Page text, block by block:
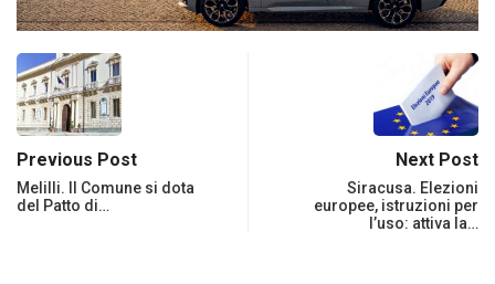
Previous Post
Melilli. Il Comune si dota
del Patto di…
Next Post
Siracusa. Elezioni
europee, istruzioni per
l’uso: attiva la…